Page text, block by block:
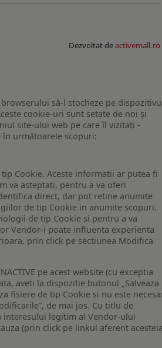
Dezvoltat deactivemall.ro
să-l stocheze pe
cookie-uri sunt setate de noi și
site-ului web pe care îl vizitați -
următoarele scopuri:
Cookie. Aceste informatii ar putea fi
va asteptati, pentru a va oferi
direct, dar pot retine anumite
de tip Cookie in anumite scopuri.
de tip Cookie si pentru a va
Vendor-i poate influenta experienta
prin click pe sectiunea Modifica
pe acest website (cu exceptia
aveti la dispozitie butonul „Salveaza
fisiere de tip Cookie si nu este
de mai jos. Cu titlu de
interesului legitim al Vendor-ului
(prin click pe linkul aferent